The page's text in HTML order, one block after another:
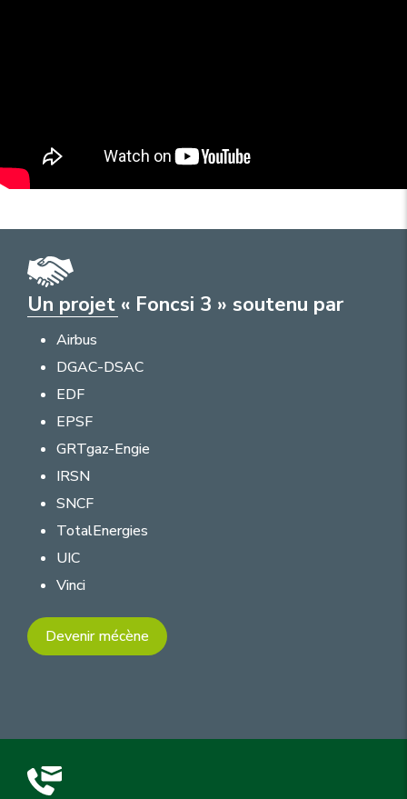
Un projet « Foncsi 3 » soutenu par
Airbus
DGAC-DSAC
EDF
EPSF
GRTgaz-Engie
IRSN
SNCF
TotalEnergies
UIC
Vinci
Devenir mécène